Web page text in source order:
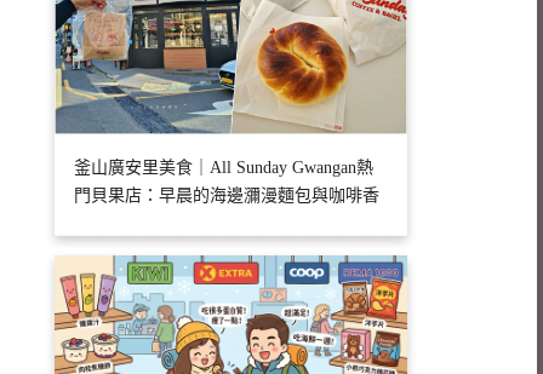
釜山廣安里美食｜All Sunday Gwangan熱
門貝果店：早晨的海邊瀰漫麵包與咖啡香